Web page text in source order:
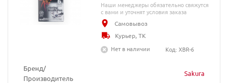
Бренд/
Производитель
Sakura
Наши менеджеры обязательно свяжутся
с вами и уточнят условия заказа
Самовывоз
Курьер, ТК
Нет в наличии
Код: XBR-6